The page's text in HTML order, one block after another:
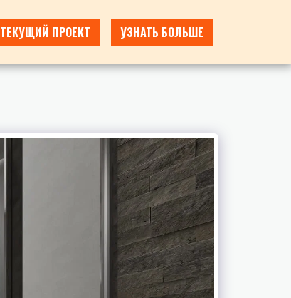
ТЕКУЩИЙ ПРОЕКТ УЗНАТЬ БОЛЬШЕ